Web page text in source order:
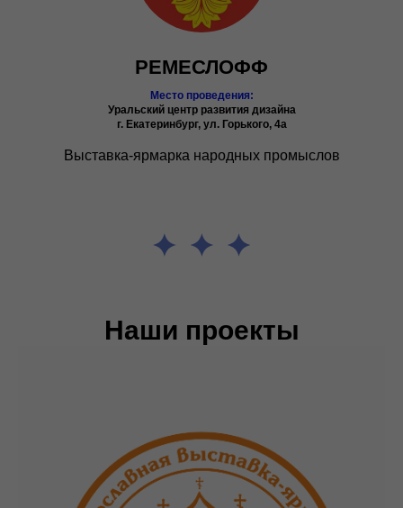
РЕМЕСЛОФФ
Место проведения:
Уральский центр развития дизайна
г. Екатеринбург, ул. Горького, 4а
Выставка-ярмарка народных промыслов
Наши проекты